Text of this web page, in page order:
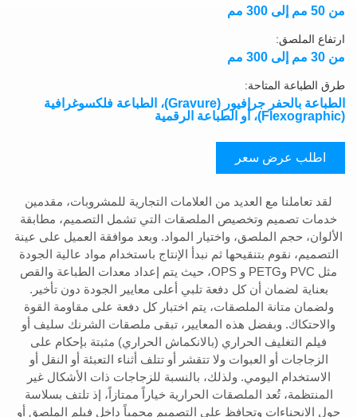
من 50 مم إلى 300 مم
ارتفاع الملصق:
من 30 مم إلى 300 مم
طرق الطباعة المتاحة:
الطباعة بالحفر جرافيور (Gravure)، الطباعة فلكسوغرافية
(Flexographic)، أو الطباعة الرقمية
اطلب عرض سعر
لقد تعاملنا مع العديد من العلامات التجارية للمشروبات، مقدمين
خدمات تصميم وتخصيص الملصقات التي تشمل التصميم، مطابقة
الألوان، حجم الملصق، واختيار المواد. وبعد موافقة العميل على عينة
التصميم، نقوم بتنقيحها ثم نبدأ الإنتاج باستخدام مواد عالية الجودة
مثل PVC وPETG و OPS، حيث يتم إعداد معدات الطباعة والقص
بعناية لضمان أن كل دفعة تلبي أعلى معايير الجودة دون تأخير.
ولضمان متانة الملصقات، يتم اختبار كل دفعة على مقاومة القوة
والاحتكاك. وبفضل هذه المعايير، تبقى ملصقات الشرنك سليف أو
فيلم التغليف الحراري (بالانكماش الحراري) مثبتة بإحكام على
الزجاجات أو العبوات ولا تتقشر أو تتلف أثناء التعبئة أو النقل أو
الاستخدام اليومي. ولذلك، بالنسبة للزجاجات ذات الأشكال غير
المنتظمة، تُعد الملصقات الحرارية خياراً ممتازاً، إذ تلتف بسلاسة
حول الانحناءات وتحافظ على التصميم محمياً داخل فيلم الملصق أو